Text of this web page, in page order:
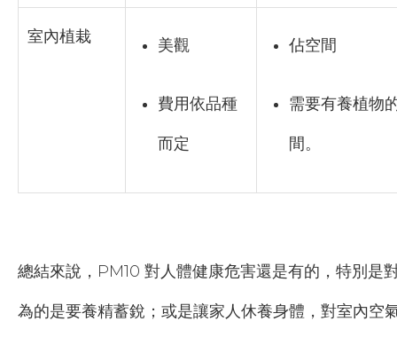
室內植栽 美觀
費用依品種
而定
佔空間
需要有養植物
間。
總結來說，PM10 對人體健康危害還是有的，特別是
為的是要養精蓄銳；或是讓家人休養身體，對室內空